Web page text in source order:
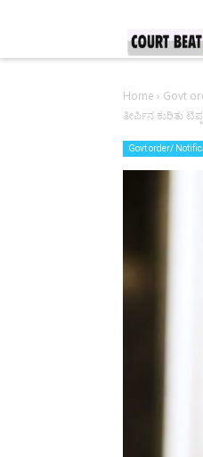
Home › Govt
ತೀರ್ಪಿನ ಕುರಿತು
Govt order/